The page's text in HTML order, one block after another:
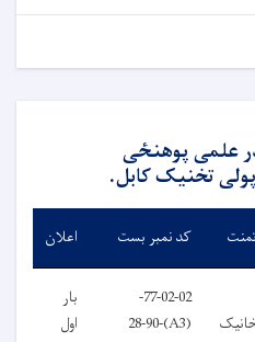
علمی پوهنځی
تخنیک کابل.
کد نمبر بست اعلان
77-02-02-
(A3)-28-90
بار
اول